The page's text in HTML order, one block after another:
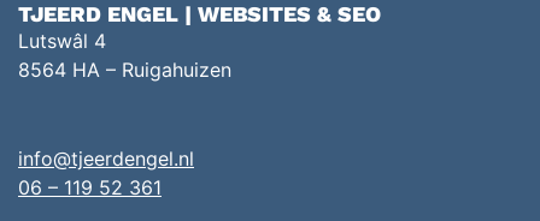
TJEERD ENGEL | WEBSITES & SEO
Lutswâl 4
8564 HA – Ruigahuizen
info@tjeerdengel.nl
06 – 119 52 361